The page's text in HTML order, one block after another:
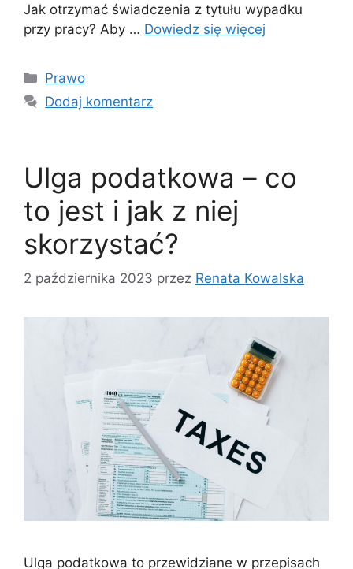
Jak otrzymać świadczenia z tytułu wypadku
przy pracy? Aby … Dowiedz się więcej
Kategorie
Prawo
Dodaj komentarz
Ulga podatkowa – co
to jest i jak z niej
skorzystać?
2 października 2023 przez Renata Kowalska
Ulga podatkowa to przewidziane w przepisach